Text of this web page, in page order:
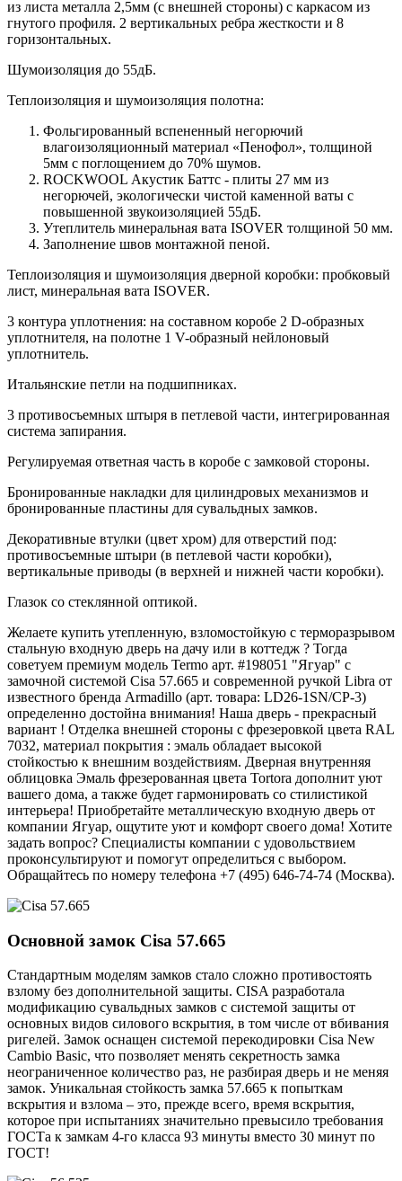
из листа металла 2,5мм (с внешней стороны) c каркасом из
гнутого профиля. 2 вертикальных ребра жесткости и 8
горизонтальных.
Шумоизоляция до 55дБ.
Теплоизоляция и шумоизоляция полотна:
Фольгированный вспененный негорючий
влагоизоляционный материал «Пенофол», толщиной
5мм с поглощением до 70% шумов.
ROCKWOOL Акустик Баттс - плиты 27 мм из
негорючей, экологически чистой каменной ваты с
повышенной звукоизоляцией 55дБ.
Утеплитель минеральная вата ISOVER толщиной 50 мм.
Заполнение швов монтажной пеной.
Теплоизоляция и шумоизоляция дверной коробки: пробковый
лист, минеральная вата ISOVER.
3 контура уплотнения: на составном коробе 2 D-образных
уплотнителя, на полотне 1 V-образный нейлоновый
уплотнитель.
Итальянские петли на подшипниках.
3 противосъемных штыря в петлевой части, интегрированная
система запирания.
Регулируемая ответная часть в коробе с замковой стороны.
Бронированные накладки для цилиндровых механизмов и
бронированные пластины для сувальдных замков.
Декоративные втулки (цвет хром) для отверстий под:
противосъемные штыри (в петлевой части коробки),
вертикальные приводы (в верхней и нижней части коробки).
Глазок со стеклянной оптикой.
Желаете купить утепленную, взломостойкую с терморазрывом
стальную входную дверь на дачу или в коттедж ? Тогда
советуем премиум модель Termo арт. #198051 "Ягуар" с
замочной системой Cisa 57.665 и современной ручкой Libra от
известного бренда Armadillo (арт. товара: LD26-1SN/CP-3)
определенно достойна внимания! Наша дверь - прекрасный
вариант ! Отделка внешней стороны с фрезеровкой цвета RAL
7032, материал покрытия : эмаль обладает высокой
стойкостью к внешним воздействиям. Дверная внутренняя
облицовка Эмаль фрезерованная цвета Tortora дополнит уют
вашего дома, а также будет гармонировать со стилистикой
интерьера! Приобретайте металлическую входную дверь от
компании Ягуар, ощутите уют и комфорт своего дома! Хотите
задать вопрос? Специалисты компании с удовольствием
проконсультируют и помогут определиться с выбором.
Обращайтесь по номеру телефона +7 (495) 646-74-74 (Москва).
Основной замок Cisa 57.665
Стандартным моделям замков стало сложно противостоять
взлому без дополнительной защиты. CISA разработала
модификацию сувальдных замков с системой защиты от
основных видов силового вскрытия, в том числе от вбивания
ригелей. Замок оснащен системой перекодировки Cisa New
Cambio Basic, что позволяет менять секретность замка
неограниченное количество раз, не разбирая дверь и не меняя
замок. Уникальная стойкость замка 57.665 к попыткам
вскрытия и взлома – это, прежде всего, время вскрытия,
которое при испытаниях значительно превысило требования
ГОСТа к замкам 4-го класса 93 минуты вместо 30 минут по
ГОСТ!